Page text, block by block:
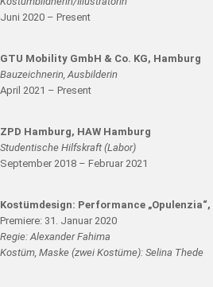
Juni 2020 – Present
GTU Mobility GmbH & Co. KG, Hamburg
Bauzeichnerin, Ausbilderin
April 2021 – Present
ZPD Hamburg, HAW Hamburg
Studentische Hilfskraft (Labor)
September 2018 – Februar 2021
Kostümdesign: Performance
Premiere: 31. Januar 2020
Regie: Alexander Fahima
Kostüm, Maske (zwei Kostüme): Selina Thede